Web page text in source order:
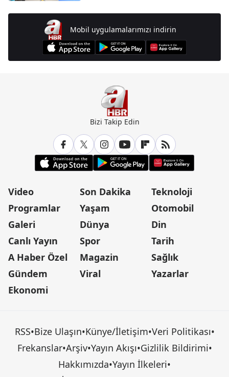
Mobil uygulamalarımızı indirin
Bizi Takip Edin
Video
Programlar
Galeri
Canlı Yayın
A Haber Özel
Gündem
Ekonomi
Son Dakika
Yaşam
Dünya
Spor
Magazin
Viral
Teknoloji
Otomobil
Din
Tarih
Sağlık
Yazarlar
RSS•Bize Ulaşın•Künye/İletişim•Veri Politikası•
Frekanslar•Arşiv•Yayın Akışı•Gizlilik Bildirimi•
Hakkımızda•Yayın İlkeleri•